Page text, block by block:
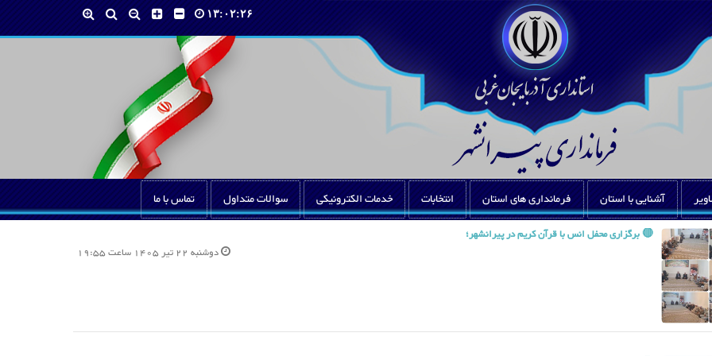
۱۳:۰۲:۲۷
آشنایی با استان فرمانداری های استان انتخابات خدمات الکترونیکی سوالات متداول تماس با ما
🔴 برگزاری محفل انس با قرآن کریم در پیرانشهر؛
دوشنبه 22 تیر 1405 ساعت 19:55